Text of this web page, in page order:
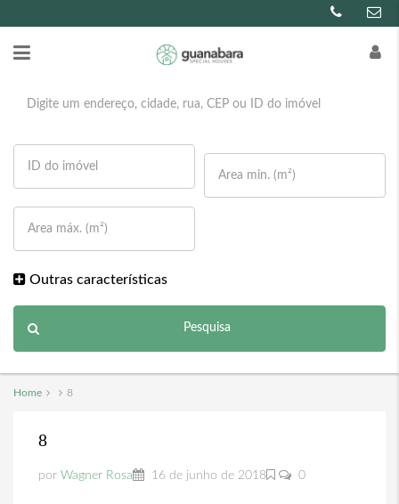
Outras características
Pesquisa
Home 8
8
por Wagner Rosa 16 de junho de 2018 0